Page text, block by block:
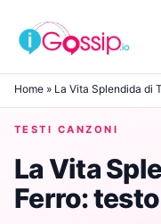
Skip to content
Home » La Vita Splendida di
TESTI CANZONI
La Vita
Ferro: